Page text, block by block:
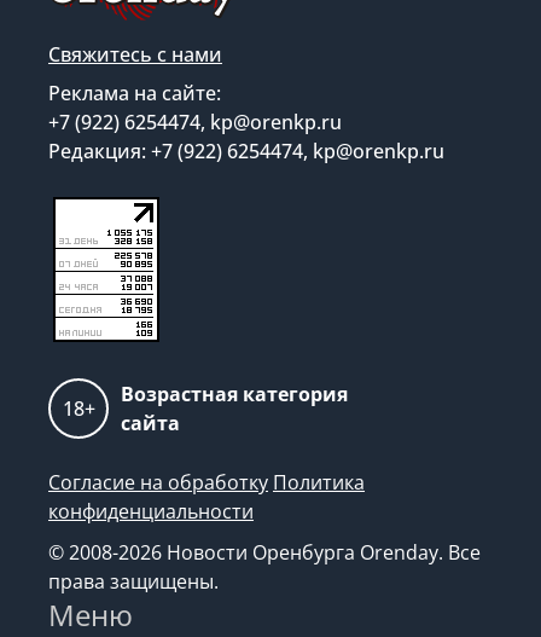
Свяжитесь с нами
Реклама на сайте:
+7 (922) 6254474, kp@orenkp.ru
Редакция: +7 (922) 6254474, kp@orenkp.ru
18+
Возрастная категория
сайта
Согласие на обработку Политика
конфиденциальности
© 2008-2026 Новости Оренбурга Orenday. Все
права защищены.
Меню